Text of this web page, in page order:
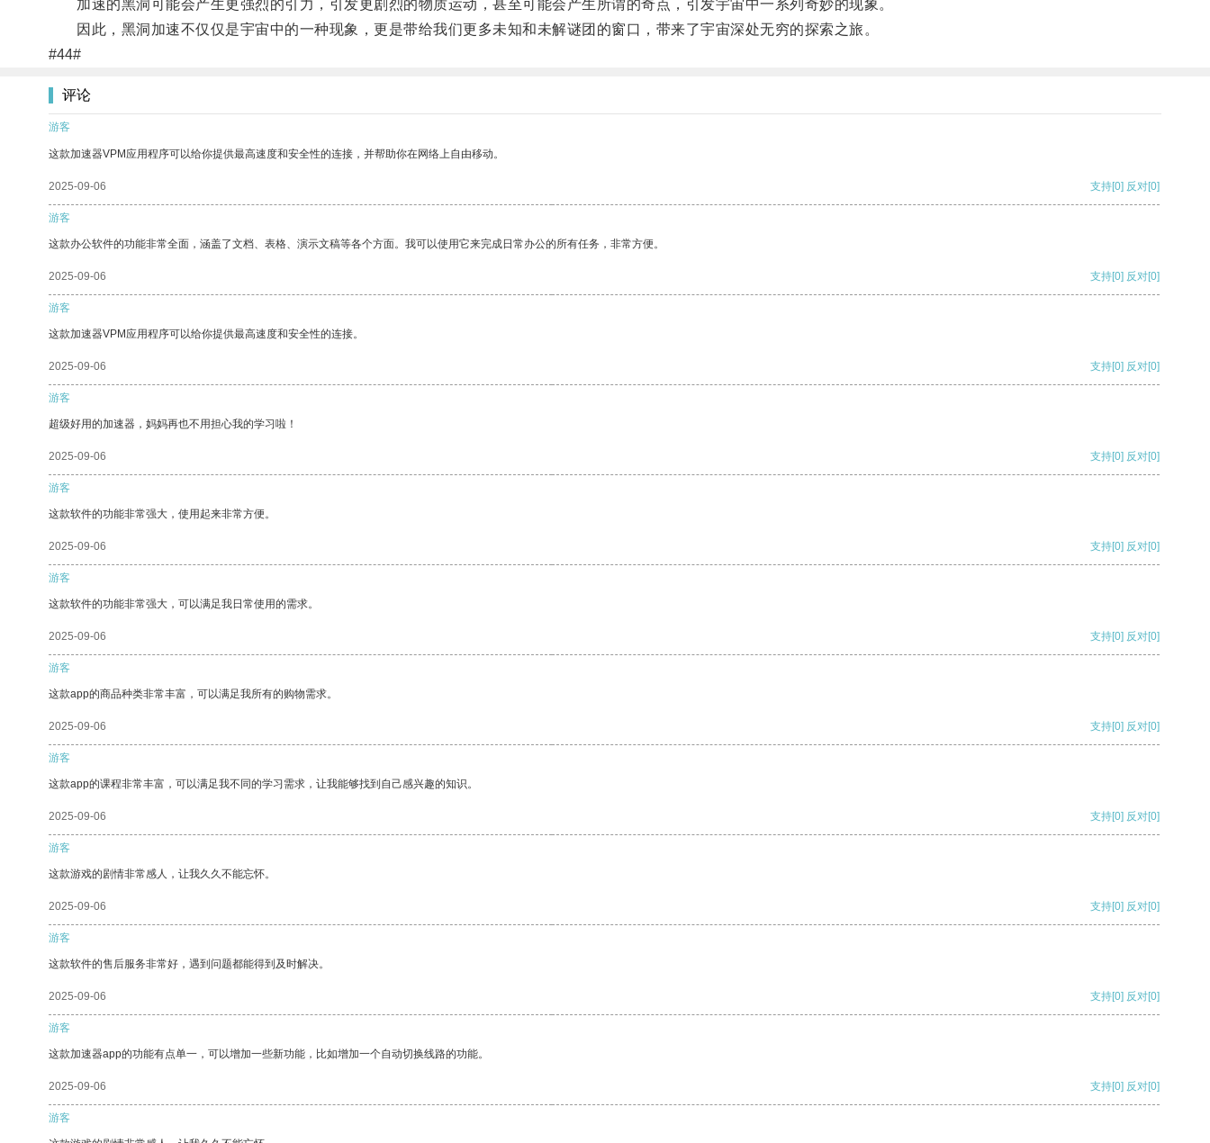
加速的黑洞可能会产生更强烈的引力，引发更剧烈的物质运动，甚至可能会产生所谓的奇点，引发宇宙中一系列奇妙的现象。
因此，黑洞加速不仅仅是宇宙中的一种现象，更是带给我们更多未知和未解谜团的窗口，带来了宇宙深处无穷的探索之旅。
#44#
评论
游客
这款加速器VPM应用程序可以给你提供最高速度和安全性的连接，并帮助你在网络上自由移动。
2025-09-06 支持[0] 反对[0]
游客
这款办公软件的功能非常全面，涵盖了文档、表格、演示文稿等各个方面。我可以使用它来完成日常办公的所有任务，非常方便。
2025-09-06 支持[0] 反对[0]
游客
这款加速器VPM应用程序可以给你提供最高速度和安全性的连接。
2025-09-06 支持[0] 反对[0]
游客
超级好用的加速器，妈妈再也不用担心我的学习啦！
2025-09-06 支持[0] 反对[0]
游客
这款软件的功能非常强大，使用起来非常方便。
2025-09-06 支持[0] 反对[0]
游客
这款软件的功能非常强大，可以满足我日常使用的需求。
2025-09-06 支持[0] 反对[0]
游客
这款app的商品种类非常丰富，可以满足我所有的购物需求。
2025-09-06 支持[0] 反对[0]
游客
这款app的课程非常丰富，可以满足我不同的学习需求，让我能够找到自己感兴趣的知识。
2025-09-06 支持[0] 反对[0]
游客
这款游戏的剧情非常感人，让我久久不能忘怀。
2025-09-06 支持[0] 反对[0]
游客
这款软件的售后服务非常好，遇到问题都能得到及时解决。
2025-09-06 支持[0] 反对[0]
游客
这款加速器app的功能有点单一，可以增加一些新功能，比如增加一个自动切换线路的功能。
2025-09-06 支持[0] 反对[0]
游客